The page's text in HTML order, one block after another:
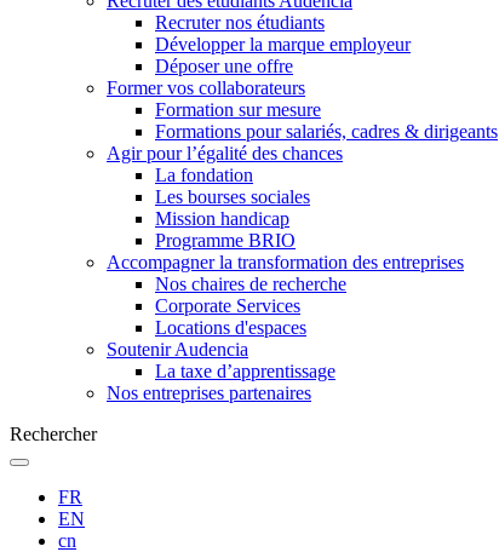
Recruter nos étudiants
Développer la marque employeur
Déposer une offre
Former vos collaborateurs
Formation sur mesure
Formations pour salariés, cadres & dirigeants
Agir pour l’égalité des chances
La fondation
Les bourses sociales
Mission handicap
Programme BRIO
Accompagner la transformation des entreprises
Nos chaires de recherche
Corporate Services
Locations d'espaces
Soutenir Audencia
La taxe d’apprentissage
Nos entreprises partenaires
Rechercher
FR
EN
cn